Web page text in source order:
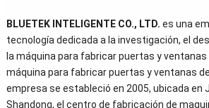
BLUETEK INTELIGENTE CO., LTD. es una
tecnología dedicada a la investigación, el
la máquina para fabricar puertas y ventanas
máquina para fabricar puertas y ventanas
empresa se estableció en 2005, ubicada en
Shandong, el centro de fabricación de